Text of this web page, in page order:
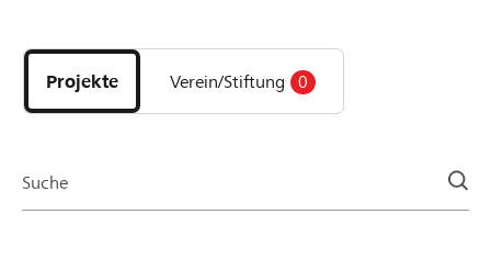
DE FR IT
Projekte
und
Organisationen
Projekte Verein/Stiftung 0
Suche